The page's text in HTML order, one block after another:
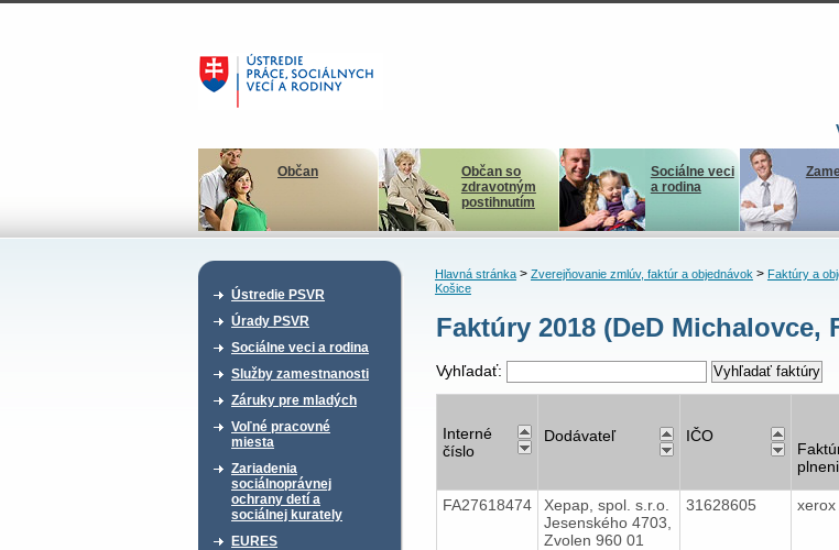
Občan
Občan so
zdravotným
postihnutím
Sociálne veci
a rodina
Ústredie PSVR
Úrady PSVR
Sociálne veci a rodina
Služby zamestnanosti
Záruky pre mladých
Voľné pracovné
miesta
Zariadenia
sociálnoprávnej
ochrany detí a
sociálnej kurately
EURES
Hlavná stránka> Zverejňovanie zmlúv, faktúr a objednávok> Faktúry a
Košice
Faktúry 2018 (DeD Michalovce,
Vyhľadať:
Interné
číslo
Dodávateľ IČO
FA27618474
Xepap, spol. s.r.o.
Jesenského 4703,
Zvolen 960 01
31628605 xerox